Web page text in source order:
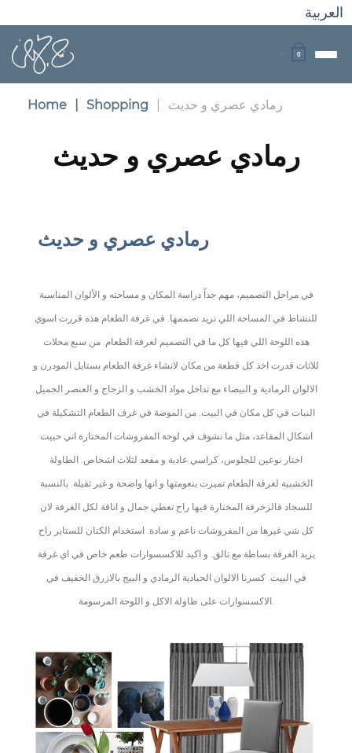
العربية
0
Home Shopping رمادي عصري و حديث
رمادي عصري و حديث
رمادي عصري و حديث
في مراحل التصميم، مهم جداً دراسة المكان و مساحته و الألوان المناسبة
للنشاط في المساحة اللي نريد نصممها. في غرفة الطعام هذه قررت اسوي
هذه اللوحة اللي فيها كل ما في التصميم لغرفة الطعام. من سبع محلات
للاثاث قدرت اخذ كل قطعة من مكان لانشاء غرفة الطعام بستايل المودرن و
الالوان الرمادية و البيضاء مع تداخل مواد الخشب و الزجاج و العنصر الجميل
النبات في كل مكان في البيت. من الموضة في غرف الطعام التشكيلة في
اشكال المقاعد، مثل ما نشوف في لوحة المفروشات المختارة اني حبيت
اختار نوعين للجلوس، كراسي عادية و مقعد لثلاث اشخاص. الطاولة
الخشبية لغرفة الطعام تميزت بنعومتها و انها واضحة و غير ثقيلة. بالنسبة
للسجاد فالزخرفة المختارة فيها راح تعطي جمال و اناقة لكل الغرفة لان
كل شي غيرها من المفروشات ناعم و سادة. استخدام الكتان للستاير راح
يزيد الغرفة بساطة مع تالق. و اكيد للاكسسوارات طعم خاص في اي غرفة
في البيت. كسرنا الالوان الحيادية الرمادي و البيج بالازرق الخفيف في
الاكسسوارات على طاولة الاكل و اللوحة المرسومة.